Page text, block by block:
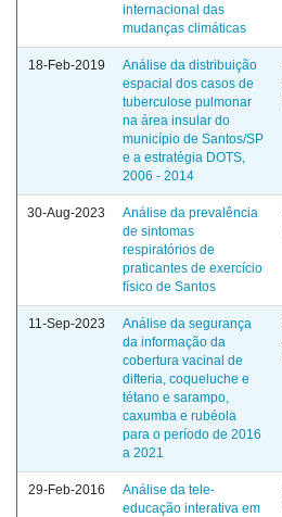
internacional das
mudanças climáticas
18-Feb-2019
Análise da distribuição
espacial dos casos de
tuberculose pulmonar
na área insular do
município de Santos/SP
e a estratégia DOTS,
2006 - 2014
30-Aug-2023
Análise da prevalência
de sintomas
respiratórios de
praticantes de exercício
físico de Santos
11-Sep-2023
Análise da segurança
da informação da
cobertura vacinal de
difteria, coqueluche e
tétano e sarampo,
caxumba e rubéola
para o período de 2016
a 2021
29-Feb-2016
Análise da tele-
educação interativa em